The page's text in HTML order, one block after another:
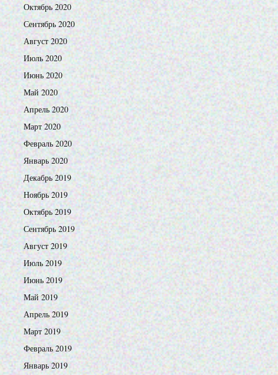
Октябрь 2020
Сентябрь 2020
Август 2020
Июль 2020
Июнь 2020
Май 2020
Апрель 2020
Март 2020
Февраль 2020
Январь 2020
Декабрь 2019
Ноябрь 2019
Октябрь 2019
Сентябрь 2019
Август 2019
Июль 2019
Июнь 2019
Май 2019
Апрель 2019
Март 2019
Февраль 2019
Январь 2019